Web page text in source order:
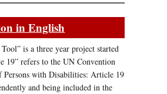
in English
is a three year project started
19” refers to the UN Convention
Persons with Disabilities: Article 19
and being included in the